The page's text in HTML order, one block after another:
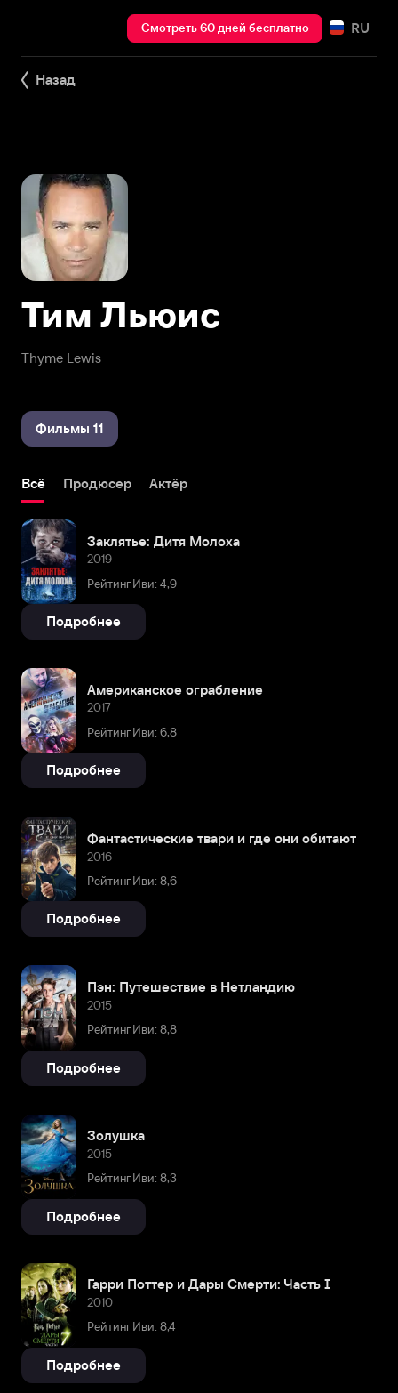
Смотреть 60 дней бесплатно RU
Назад
Thyme Lewis
Тим Льюис
Фильмы 11
Всё Продюсер Актёр
Заклятье: Дитя Молоха
2019
Рейтинг Иви: 4,9
Подробнее
Американское ограбление
2017
Рейтинг Иви: 6,8
Подробнее
Фантастические твари и где они обитают
2016
Рейтинг Иви: 8,6
Подробнее
Пэн: Путешествие в Нетландию
2015
Рейтинг Иви: 8,8
Подробнее
Золушка
2015
Рейтинг Иви: 8,3
Подробнее
Гарри Поттер и Дары Смерти: Часть I
2010
Рейтинг Иви: 8,4
Подробнее